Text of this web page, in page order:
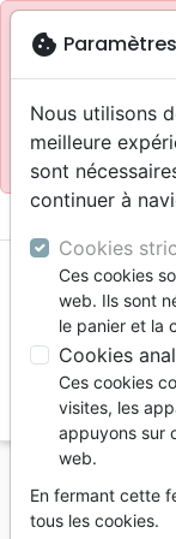
blockSite réservé
Accès pour les
Site pour le
menu
Vous ne
depuis votre
cookie
Nous utilisons
meilleure
sont
continuer à
Cookies
Ces cookies
web. Ils sont
le panier et la
Cookies
Ces cookies
visites, les
appuyons sur
web.
En fermant cette
tous les cookies.